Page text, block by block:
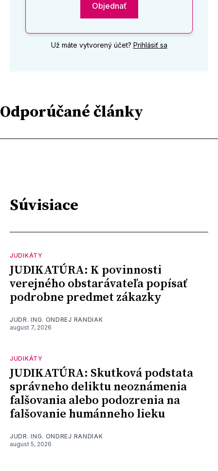
Objednať
Už máte vytvorený účet? Prihlásiť sa
Odporúčané články
Súvisiace
JUDIKÁTY
JUDIKATÚRA: K povinnosti
verejného obstarávateľa popísať
podrobne predmet zákazky
JUDR. ING. ONDREJ RANDIAK
august 7, 2026
JUDIKÁTY
JUDIKATÚRA: Skutková podstata
správneho deliktu neoznámenia
falšovania alebo podozrenia na
falšovanie humánneho lieku
JUDR. ING. ONDREJ RANDIAK
august 5, 2026